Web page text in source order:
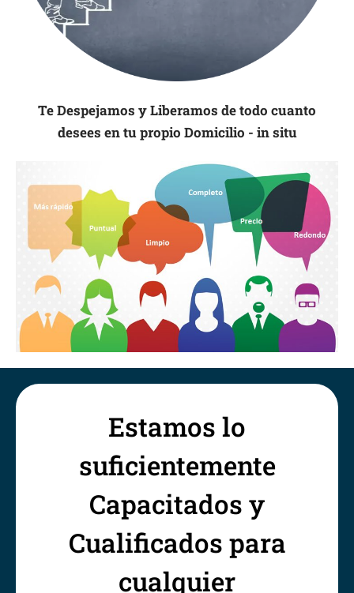
Te Despejamos y Liberamos de todo cuanto
desees en tu propio Domicilio - in situ
Estamos lo
suficientemente
Capacitados y
Cualificados para
cualquier